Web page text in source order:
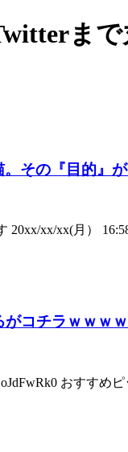
ま
。その『目的』
xx/xx(月）
がコチラｗｗｗ
おすす